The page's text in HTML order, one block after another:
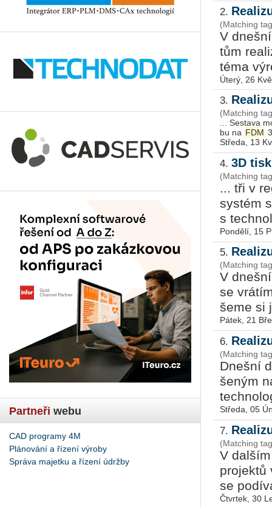
Partneři webu
CAD programy 4M
Plánování a řízení výroby
Správa majetku a řízení údržby
2.
(Matching
V
tům
téma
Úterý, 26
3.
(Matching
... Se­sta­va
bu na FDM
Středa, 13
4. 3D
(Matching
... tři v
sys­tém
s
Pondělí, 15
5.
(Matching
V
se
še­me si
Pátek, 21
6.
(Matching
Dneš­ní
še­ným
Středa, 05
7.
(Matching
V
pro­jek­tů
se
Čtvrtek, 30